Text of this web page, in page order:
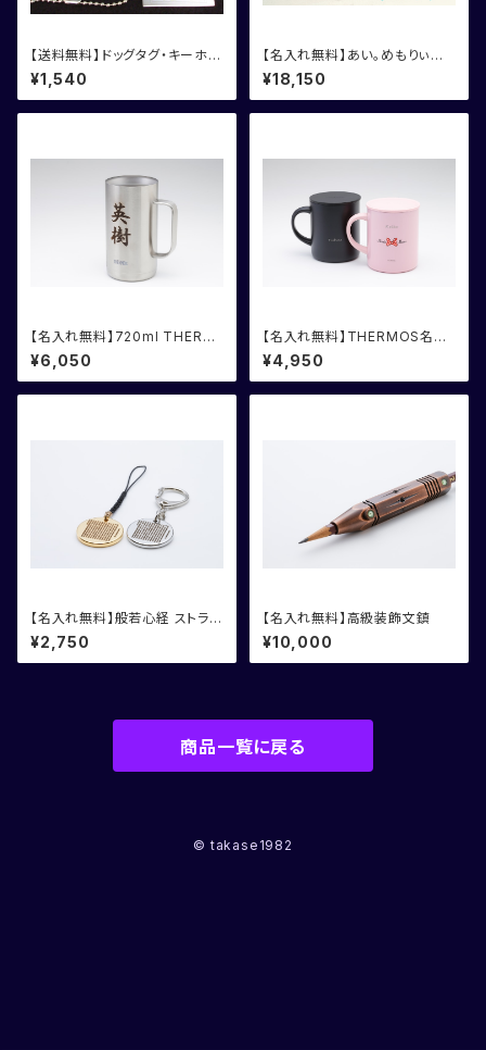
【送料無料】ドッグタグ・キーホル
ダー
¥1,540
【名入れ無料】あい。めもりぃ
ペット用メモリアル4点セット
¥18,150
【名入れ無料】720ml THERM
OS サーモスジョッキ 化粧箱
入り
¥6,050
【名入れ無料】THERMOS名入
れマグカップ
¥4,950
【名入れ無料】般若心経 ストラッ
プ
¥2,750
【名入れ無料】高級装飾文鎮
¥10,000
商品一覧に戻る
© takase1982